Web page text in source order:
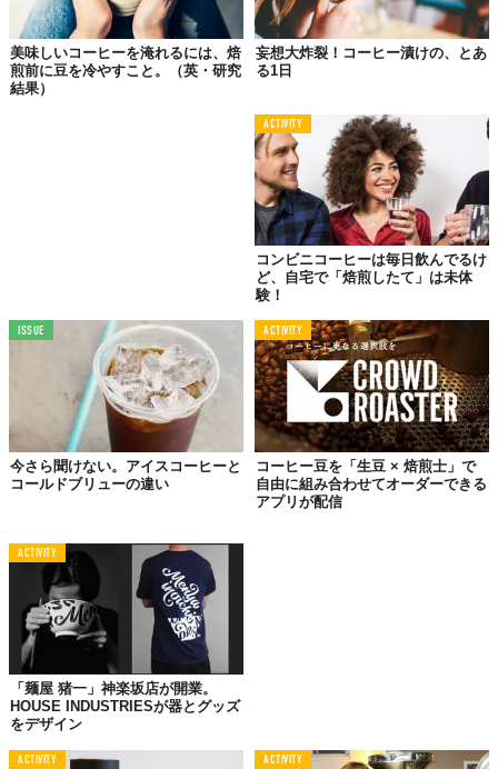
肝心のコーヒーですが、本当ならドリップで味を見たいところ…
でも、いかんせんシンガポールは暑い！ひんやりした夏のシアト
ルに慣れている私にとっては、湿度高めのサウナ状態（水風呂な
こんななかでホットを飲んでも楽しめない、と思いアイスラテに
しました。
美味しいコーヒーを淹れるには、焙
煎前に豆を冷やすこと。（英・研究
結果）
妄想大炸裂！コーヒー漬けの、とあ
る1日
ACTIVITY
コンビニコーヒーは毎日飲んでるけ
ど、自宅で「焙煎したて」は未体
験！
ISSUE
今さら聞けない。アイスコーヒーと
コールドブリューの違い
ACTIVITY
コーヒー豆を「生豆 × 焙煎士」で
自由に組み合わせてオーダーできる
アプリが配信
ACTIVITY
「麺屋 猪一」神楽坂店が開業。
HOUSE INDUSTRIESが器とグッズ
をデザイン
ACTIVITY ACTIVITY